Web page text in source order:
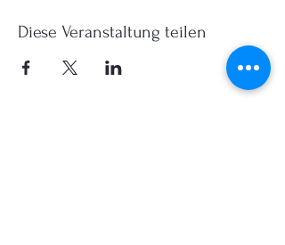
Modell: Inner Cube
Diese Veranstaltung teilen